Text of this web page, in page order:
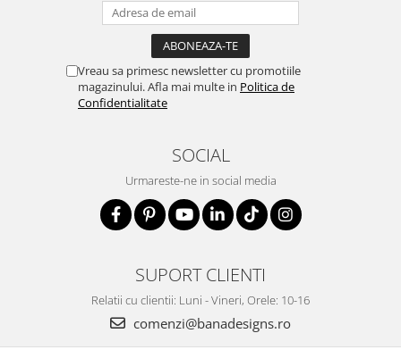
Vreau sa primesc newsletter cu promotiile
magazinului. Afla mai multe in Politica de
Confidentialitate
SOCIAL
Urmareste-ne in social media
SUPORT CLIENTI
Relatii cu clientii: Luni - Vineri, Orele: 10-16
comenzi@banadesigns.ro